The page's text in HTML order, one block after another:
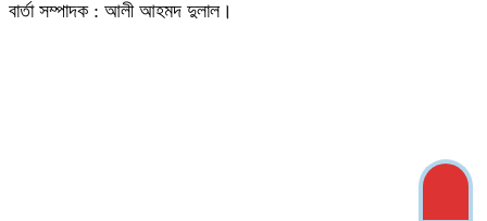
বার্তা সম্পাদক : আলী আহমদ দুলাল।